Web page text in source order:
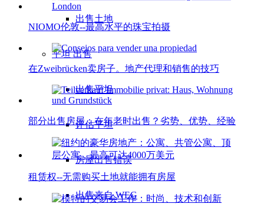
出售土地
平坦出售
出售平坦
评估平坦
房屋出售错误
出售来自 WEG
NIOMO伦敦--最高水平的珠宝拍摄
在Zweibrücken卖房子。地产代理和销售的技巧
部分出售房屋：在年老时出售？劣势、优势、经验
租赁权--无需购买土地就能拥有房屋